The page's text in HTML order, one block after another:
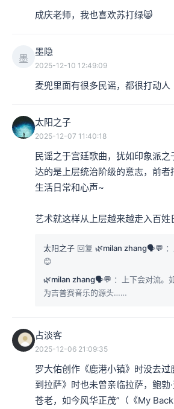
成庆老师，我也喜欢苏打绿😸
墨
墨隐
2025-12-10 12:49:09
麦兜里面有很多民谣，都很打动人
太阳之子
2025-12-07 11:40:18
民谣之于宫廷歌曲，犹如印象派
达的是上层统治阶级的意志，前者
生活日常和心声~
艺术就这样从上层越来越走入百姓
太阳之子 回复 🌿milan zhang🗣💬
😊
🌿milan zhang🗣💬 ：上下会对流。
为吉普赛音乐的源头……
占淡客
2025-12-06 21:09:35
罗大佑创作《鹿港小镇》时没去过
到拉萨》时也未曾亲临拉萨，鲍勃
苍老，如今风华正茂”（《My